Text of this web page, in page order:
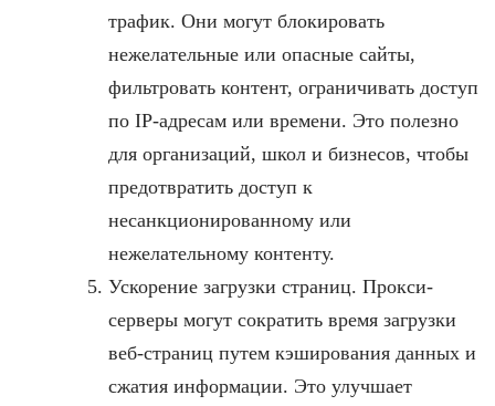
трафик. Они могут блокировать
нежелательные или опасные сайты,
фильтровать контент, ограничивать доступ
по IP-адресам или времени. Это полезно
для организаций, школ и бизнесов, чтобы
предотвратить доступ к
несанкционированному или
нежелательному контенту.
Ускорение загрузки страниц. Прокси-
серверы могут сократить время загрузки
веб-страниц путем кэширования данных и
сжатия информации. Это улучшает